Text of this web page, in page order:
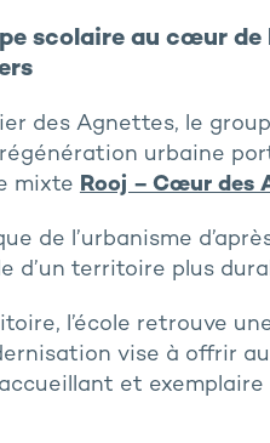
scolaire au cœur
des Agnettes, le
urbaine
mixte Rooj – Cœur des
de l’urbanisme
d’un territoire plus
l’école retrouve
vise à offrir
et